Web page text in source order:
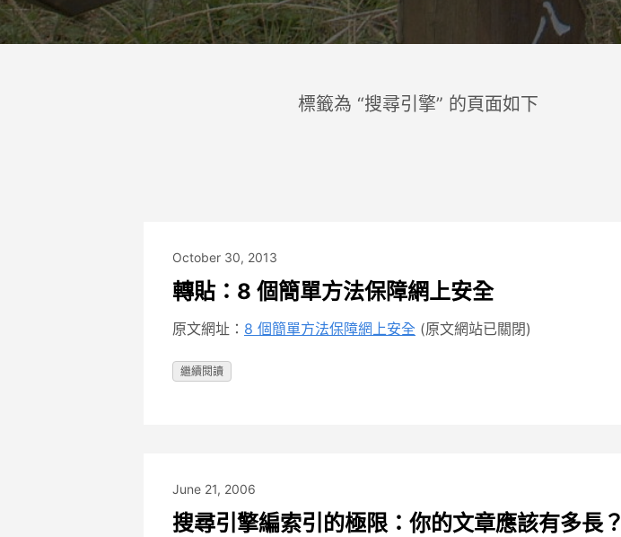
標籤為 “搜尋引擎” 的頁面如下
October 30, 2013
轉貼：8 個簡單方法保障網上安全
原文網址： 8 個簡單方法保障網上安全 (原文網站已關閉)
繼續閱讀
June 21, 2006
搜尋引擎編索引的極限：你的文章應該有多長？